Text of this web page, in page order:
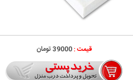
قیمت :39000 تومان